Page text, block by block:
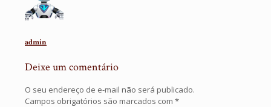
admin
Deixe um comentário
O seu endereço de e-mail não será publicado.
Campos obrigatórios são marcados com *